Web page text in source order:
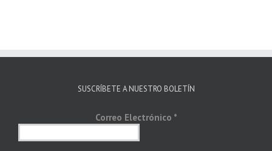
SUSCRÍBETE A NUESTRO BOLETÍN
Correo Electrónico *